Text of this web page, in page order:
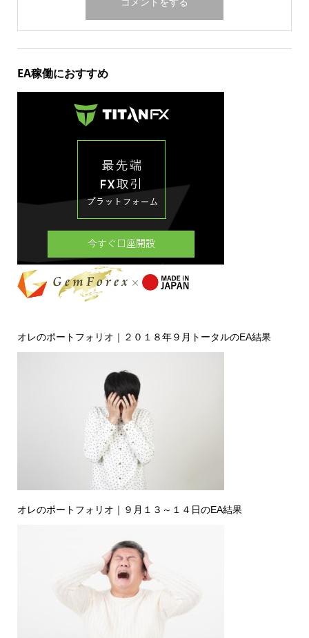
EA稼働におすすめ
オレのポートフォリオ｜２０１８年９月トータルのEA結果
オレのポートフォリオ｜９月１３～１４日のEA結果